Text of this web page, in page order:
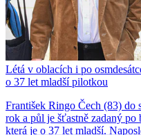
Létá v oblacích i po
o 37 let mladší pilotkou
František Ringo Čech (83) do
rok a půl je šťastně zadaný
která je o 37 let mladší.